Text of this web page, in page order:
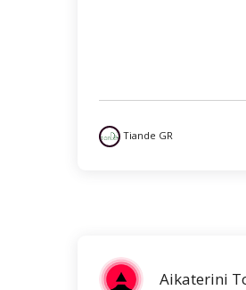
Tiande GR
Aikaterini